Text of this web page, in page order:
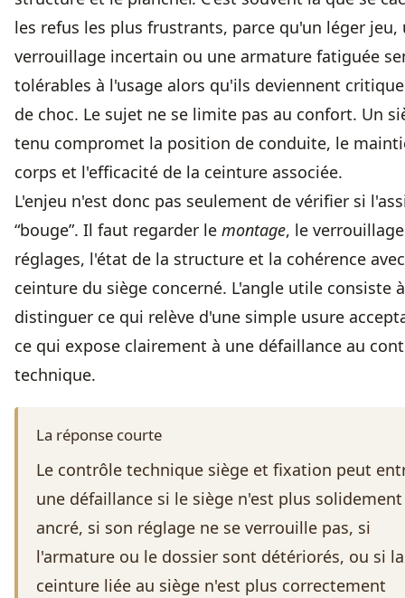
les refus les plus frustrants, parce qu'un léger jeu,
verrouillage incertain ou une armature fatiguée
tolérables à l'usage alors qu'ils deviennent
de choc. Le sujet ne se limite pas au confort. Un
tenu compromet la position de conduite, le
corps et l'efficacité de la ceinture associée.
L'enjeu n'est donc pas seulement de vérifier si
“bouge”. Il faut regarder le montage, le
réglages, l'état de la structure et la cohérence
ceinture du siège concerné. L'angle utile consiste à
distinguer ce qui relève d'une simple usure
ce qui expose clairement à une défaillance au
technique.
La réponse courte
Le contrôle technique siège et fixation peut
une défaillance si le siège n'est plus solidement
ancré, si son réglage ne se verrouille pas, si
l'armature ou le dossier sont détériorés, ou si la
ceinture liée au siège n'est plus correctement